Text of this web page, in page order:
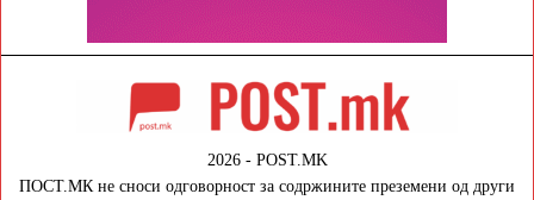
2026 - POST.MK
ПОСТ.МК не сноси одговорност за содржините преземени од други